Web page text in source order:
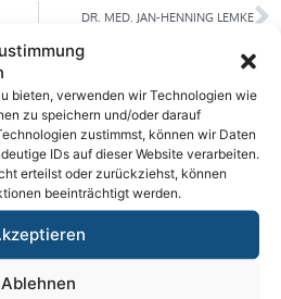
bieten, verwenden wir Technologien wie
zu speichern und/oder darauf
zustimmst, können wir Daten
IDs auf dieser Website verarbeiten.
erteilst oder zurückziehst, können
beeinträchtigt werden.
Ablehnen
DR. MED. JAN-HENNING LEMKE
und Pädaudiologie